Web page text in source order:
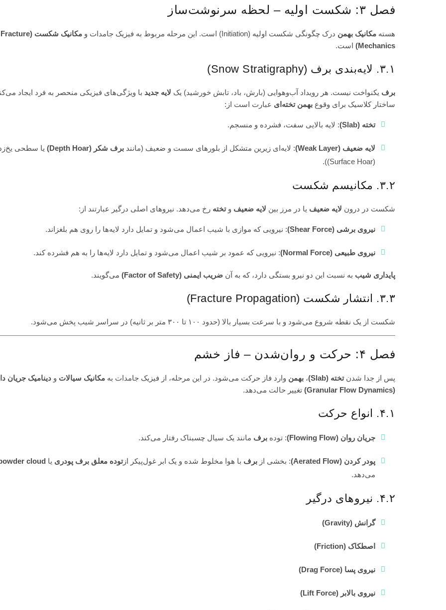
فصل ۳: شکست اولیه – لحظه سرنوشت‌ساز
هسته مکانیک بهمن درک چگونگی شکست اولیه (Initiation) است. این مرحله مربوط به فیزیک جامدات و
مکانیک شکست (Fracture
Mechanics)
است.
۳.۱. لایه‌بندی برف (Snow Stratigraphy)
برف یکنواخت نیست. هر رویداد آب‌وهوایی (بارش، باد، تابش خورشید) یک لایه جدید با ویژگی‌های فیزیکی منحصر به فرد ایجاد
ساختار کلاسیک برای وقوع بهمن تخته‌ای عبارت است از:
تخته (Slab) : لایه بالایی سفت، فشرده و منسجم.
لایه ضعیف (Weak Layer) : لایه‌ای زیرین متشکل از بلورهای سست و ضعیف (مانند برف شکر (Depth Hoar)
یا سطحی
(Surface Hoar)).
۳.۲. مکانیسم شکست
شکست در درون لایه ضعیف یا در مرز بین لایه ضعیف وتخته رخ می‌دهد. نیروهای اصلی درگیر عبارتند از:
نیروی برشی (Shear Force) : نیرویی که موازی با شیب اعمال می‌شود و تمایل دارد لایه‌ها را روی هم بلغزاند.
نیروی طبیعی (Normal Force) : نیرویی که عمود بر شیب اعمال می‌شود و تمایل دارد لایه‌ها را به هم فشرده کند.
پایداری شیب به نسبت این دو نیرو بستگی دارد، که به آن ضریب ایمنی (Factor of Safety) می‌گویند.
۳.۳. انتشار شکست (Fracture Propagation)
شکست از یک نقطه شروع می‌شود و با سرعت بسیار بالا (حدود ۱۰۰ تا ۳۰۰ متر بر ثانیه) در سراسر شیب پخش می‌شود.
فصل ۴: حرکت و روان‌شدن – فاز خشم
پس از جدا شدنتخته (Slab) ، بهمن وارد فاز حرکت می‌شود. در این مرحله، از فیزیک جامدات به مکانیک سیالات و دینامیک جریان
(Granular Flow Dynamics)
تغییر حالت می‌دهد.
۴.۱. انواع حرکت
جریان روان (Flowing Flow) : توده برف مانند یک سیال چسبناک رفتار می‌کند.
پودر کردن (Aerated Flow) : بخشی از برف با هوا مخلوط شده و یک ابر غول‌پیکر ازتوده معلق برف پودری یا cloud
می‌دهد.
۴.۲. نیروهای درگیر
گرانش (Gravity)
اصطکاک (Friction)
نیروی پسا (Drag Force)
نیروی بالابر (Lift Force)